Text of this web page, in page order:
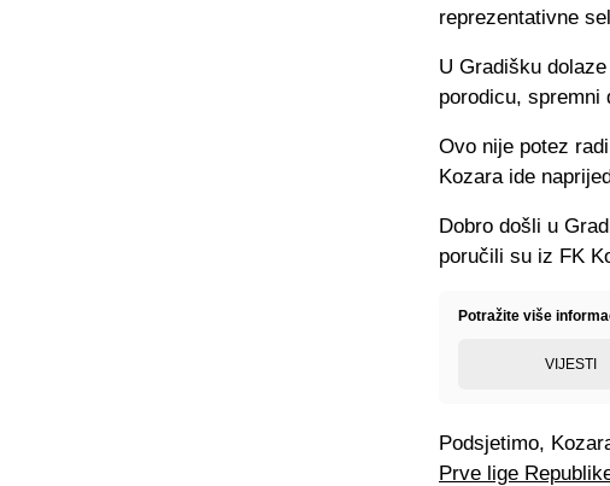
reprezentativne
U Gradišku
porodicu, spremni
Ovo nije potez
Kozara ide
Dobro došli u
poručili su iz FK
Potražite više
VIJESTI
Podsjetimo,
Prve lige